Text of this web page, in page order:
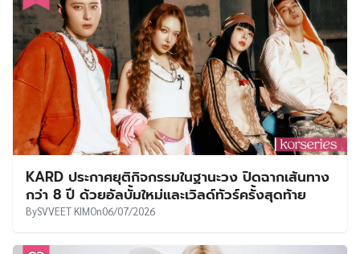
KARD ประกาศยุติกิจกรรมในฐานะวง ปิดฉากเส้นทาง
กว่า 8 ปี ด้วยอัลบั้มใหม่และเวิลด์ทัวร์ครั้งสุดท้าย
BySVVEET KIMOn06/07/2026